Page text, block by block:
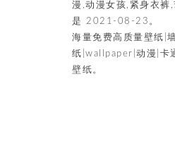
漫,动漫女孩,紧身衣裤
是 2021-08-23。
海量免费高质量壁纸|
纸|wallpaper|动漫|卡
壁纸。